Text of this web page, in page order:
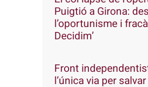
Puigtió a Girona:
l’oportunisme i
Decidim’
Front
l’única via per